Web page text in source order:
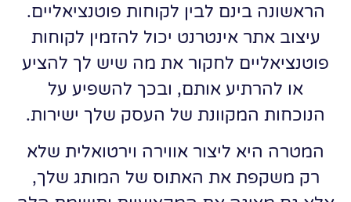
הראשונה בינם לבין לקוחות פוטנציאליים.
עיצוב אתר אינטרנט יכול להזמין לקוחות
פוטנציאליים לחקור את מה שיש לך להציע
או להרתיע אותם, ובכך להשפיע על
הנוכחות המקוונת של העסק שלך ישירות.
המטרה היא ליצור אווירה וירטואלית שלא
רק משקפת את האתוס של המותג שלך,